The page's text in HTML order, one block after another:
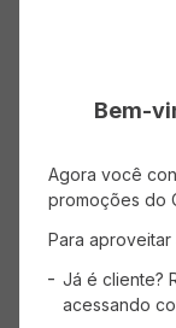
Carregando…
Faça login
Bem-
Agora você
promoções do
Para aproveitar
Já é cliente?
acessando